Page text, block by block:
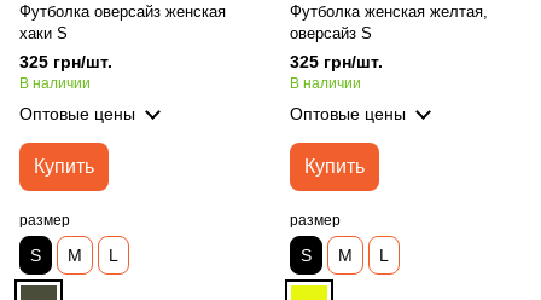
Футболка оверсайз женская
хаки S
325 грн/шт.
В наличии
Оптовые цены
Купить
размер
S M L
Футболка женская желтая,
оверсайз S
325 грн/шт.
В наличии
Оптовые цены
Купить
размер
S M L